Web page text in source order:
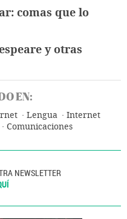
comas que lo
y otras
EN:
Lengua
Internet
Comunicaciones
NEWSLETTER